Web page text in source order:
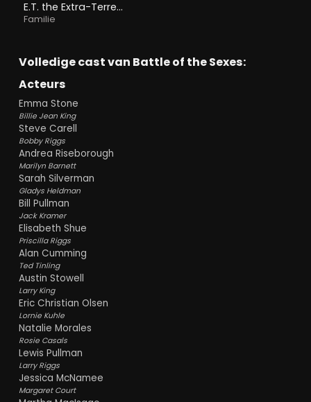
E.T. the Extra-Terrestrial
Familie
Volledige cast van Battle of the Sexes:
Acteurs
Emma Stone
Billie Jean King
Steve Carell
Bobby Riggs
Andrea Riseborough
Marilyn Barnett
Sarah Silverman
Gladys Heldman
Bill Pullman
Jack Kramer
Elisabeth Shue
Priscilla Riggs
Alan Cumming
Ted Tinling
Austin Stowell
Larry King
Eric Christian Olsen
Lornie Kuhle
Natalie Morales
Rosie Casals
Lewis Pullman
Larry Riggs
Jessica McNamee
Margaret Court